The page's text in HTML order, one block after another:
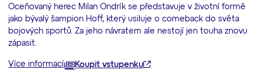
Oceňovaný herec Milan Ondrík se představuje v životní formě
jako bývalý šampion Hoff, který usiluje o comeback do světa
bojových sportů. Za jeho návratem ale nestojí jen touha znovu
zápasit.
Více informací Koupit vstupenku